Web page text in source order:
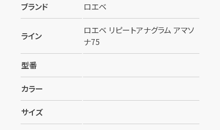
ブランド
ロエベ
ライン
ロエベ リピートアナグラム アマソ
ナ75
型番
カラー
サイズ